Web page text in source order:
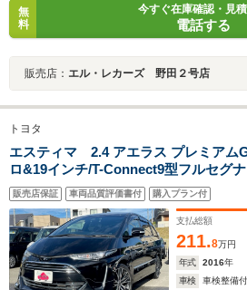
無
料
今すぐ在庫確認・見
電話する
販売店： エル・レカーズ 野田２号店
トヨタ
エスティマ 2.4 アエラス プレミア
ロ&19インチ/T-Connect9型フルセグ
両側電動スライド/セーフティセンスC/
ト/電動テール/ナノイー/LEDヘッドライ
販売店保証 車両品質評価書付 購入プラン付
支払総額
211.8万円
年式
2016年
車検
車検整備付